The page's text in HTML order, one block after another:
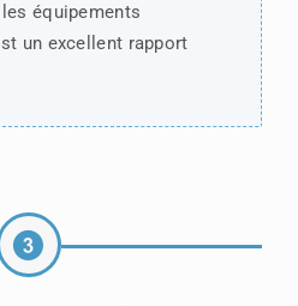
équipements
un excellent rapport